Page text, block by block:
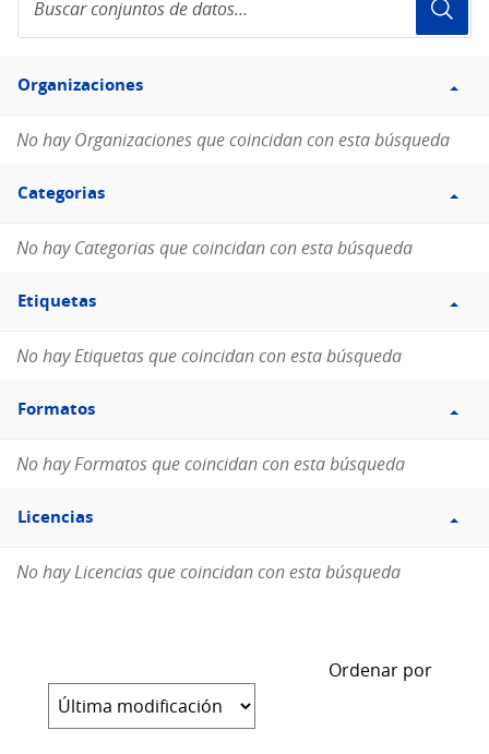
conjuntos
de
Filtro
Organizaciones
Organizaciones
No hay Organizaciones que coincidan con esta búsqueda
Filtro
Categorias
Categorias
No hay Categorias que coincidan con esta búsqueda
Filtro
Etiquetas
Etiquetas
No hay Etiquetas que coincidan con esta búsqueda
Filtro
Formatos
Formatos
No hay Formatos que coincidan con esta búsqueda
Filtro
Licencias
Licencias
No hay Licencias que coincidan con esta búsqueda
Ordenar por